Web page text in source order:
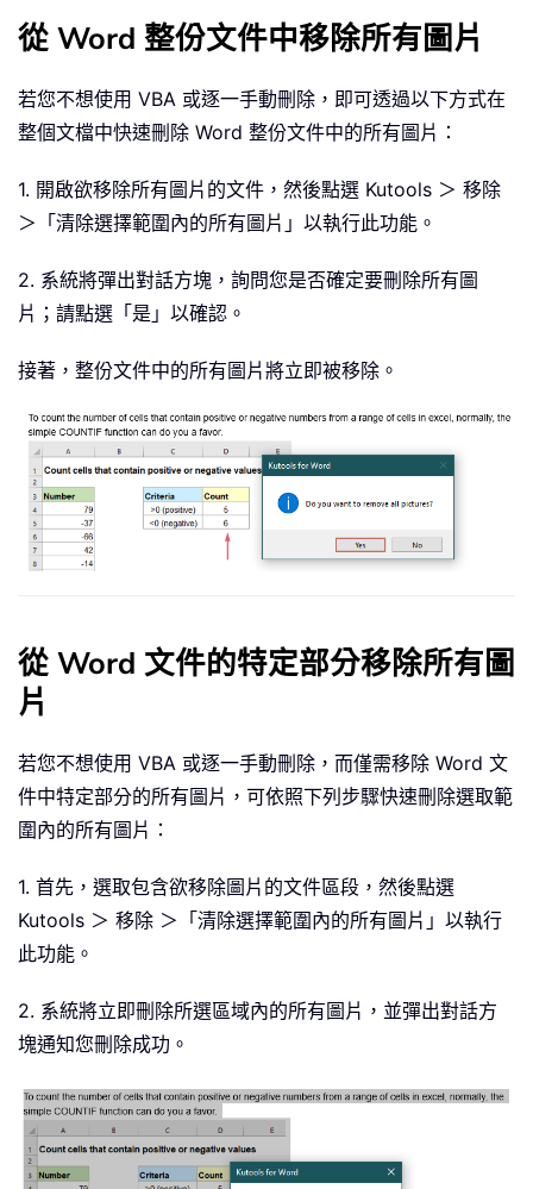
從 Word 整份文件中移除所有圖片
若您不想使用 VBA 或逐一手動刪除，即可透過以下方式在
整個文檔中快速刪除 Word 整份文件中的所有圖片：
1. 開啟欲移除所有圖片的文件，然後點選 Kutools ＞ 移除
＞「清除選擇範圍內的所有圖片」以執行此功能。
2. 系統將彈出對話方塊，詢問您是否確定要刪除所有圖
片；請點選「是」以確認。
接著，整份文件中的所有圖片將立即被移除。
從 Word 文件的特定部分移除所有圖
片
若您不想使用 VBA 或逐一手動刪除，而僅需移除 Word 文
件中特定部分的所有圖片，可依照下列步驟快速刪除選取範
圍內的所有圖片：
1. 首先，選取包含欲移除圖片的文件區段，然後點選
Kutools ＞ 移除 ＞「清除選擇範圍內的所有圖片」以執行
此功能。
2. 系統將立即刪除所選區域內的所有圖片，並彈出對話方
塊通知您刪除成功。